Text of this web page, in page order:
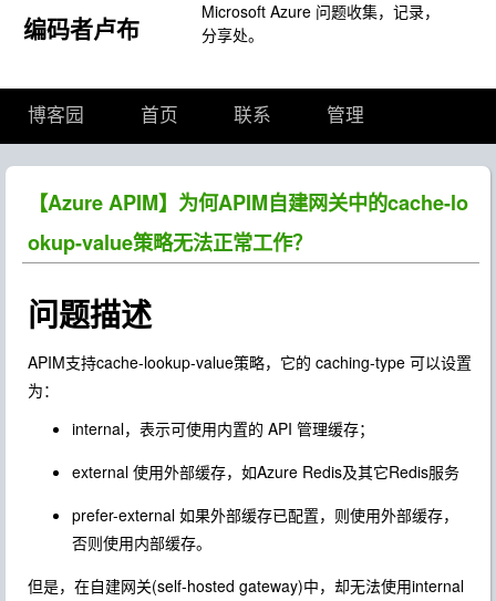
编码者卢布
Microsoft Azure 问题收集，记录，
分享处。
博客园 首页 联系 管理
【Azure APIM】为何APIM自建网关中的cache-lo
okup-value策略无法正常工作？
问题描述
APIM支持cache-lookup-value策略，它的 caching-type 可以设置
为：
internal，表示可使用内置的 API 管理缓存；
external 使用外部缓存，如Azure Redis及其它Redis服务
prefer-external 如果外部缓存已配置，则使用外部缓存，
否则使用内部缓存。
但是，在自建网关(self-hosted gateway)中，却无法使用internal